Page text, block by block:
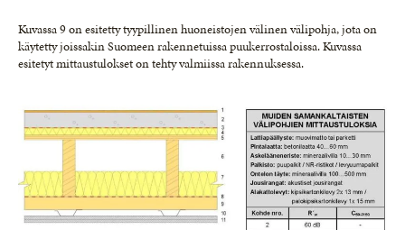
Kuvassa 9 on esitetty tyypillinen huoneistojen välinen välipohja, jota on
käytetty joissakin Suomeen rakennetuissa puukerrostaloissa. Kuvassa
esitetyt mittaustulokset on tehty valmiissa rakennuksessa.